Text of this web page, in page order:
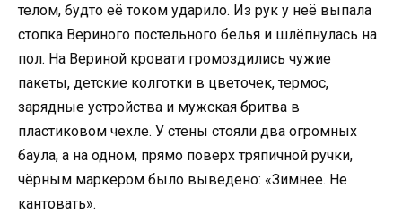
телом, будто её током ударило. Из рук у неё выпала
стопка Вериного постельного белья и шлёпнулась на
пол. На Вериной кровати громоздились чужие
пакеты, детские колготки в цветочек, термос,
зарядные устройства и мужская бритва в
пластиковом чехле. У стены стояли два огромных
баула, а на одном, прямо поверх тряпичной ручки,
чёрным маркером было выведено: «Зимнее. Не
кантовать».